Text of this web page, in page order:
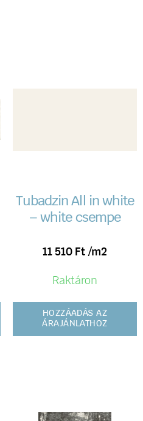
Tubadzin All in white
– white csempe
11 510 Ft /m2
Raktáron
HOZZÁADÁS AZ
ÁRAJÁNLATHOZ